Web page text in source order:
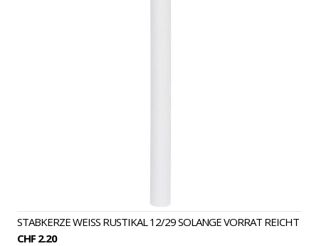
STABKERZE WEISS RUSTIKAL 12/29 SOLANGE VORRAT REICHT
CHF 2.20